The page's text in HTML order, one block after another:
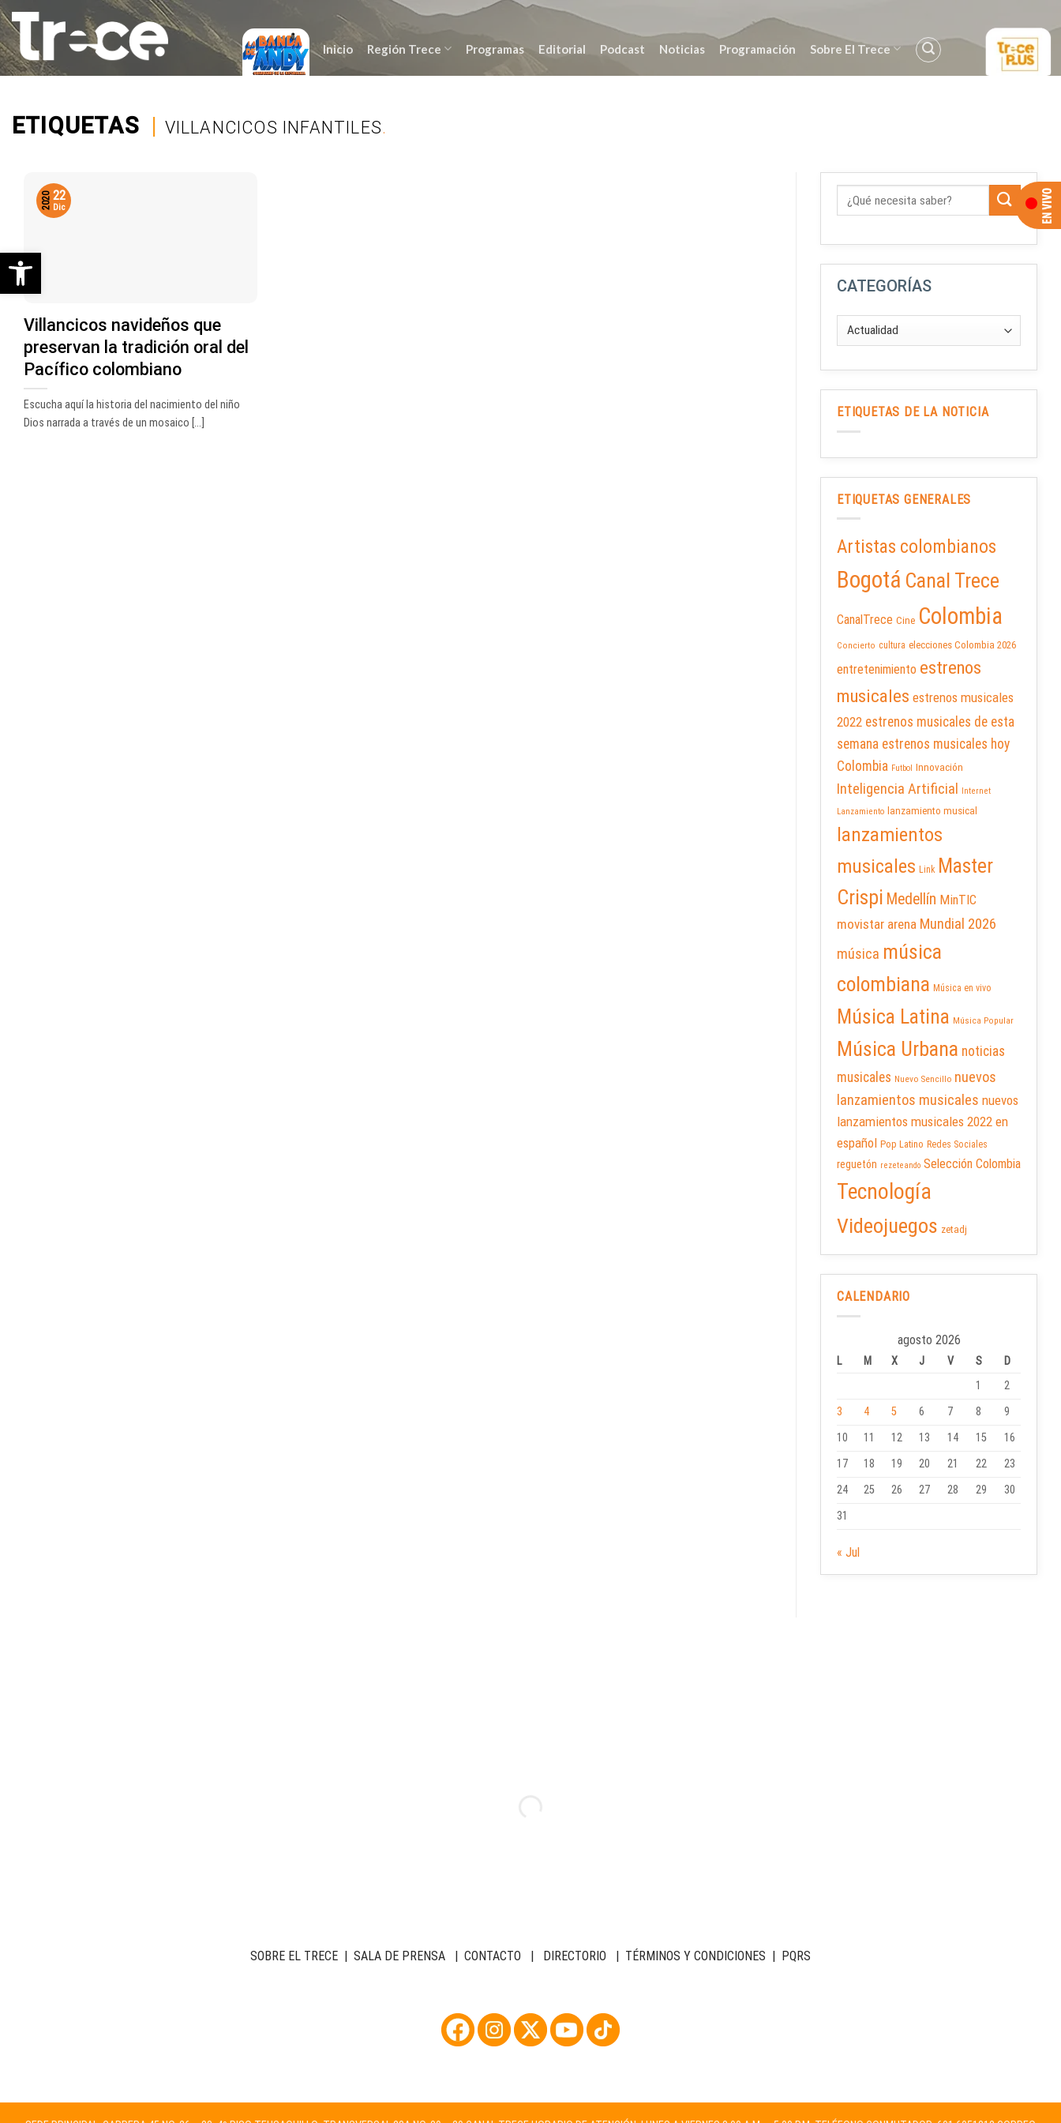
Saltar
al
contenido
Inicio Región Trece Programas Editorial Podcast Noticias Programación Sobre El Trece
ETIQUETAS | VILLANCICOS INFANTILES.
Villancicos navideños que
preservan la tradición oral del
Pacífico colombiano
Escucha aquí la historia del nacimiento del niño
Dios narrada a través de un mosaico [...]
22
Dic
2020
CATEGORÍAS
ETIQUETAS DE LA NOTICIA
ETIQUETAS GENERALES
Artistas colombianos
Bogotá Canal Trece
CanalTrece Cine Colombia
Concierto cultura elecciones Colombia 2026
entretenimiento estrenos
musicales estrenos musicales
2022 estrenos musicales de esta
semana estrenos musicales hoy
Colombia Futbol Innovación
Inteligencia Artificial
Internet
Lanzamiento
lanzamiento musical
lanzamientos
musicales Link Master
Crispi Medellín MinTIC
movistar arena Mundial 2026
música música
colombiana Música en vivo
Música Latina Música Popular
Música Urbana noticias
musicales Nuevo Sencillo nuevos
lanzamientos musicales nuevos
lanzamientos musicales 2022 en
español Pop Latino Redes Sociales
reguetón rezeteando Selección Colombia
Tecnología
Videojuegos zetadj
CALENDARIO
agosto 2026
L M X J V S
D
1
2
3
4 5 6 7 8
9
10
11 12 13 14 15
16
17
18 19 20 21 22
23
24
25 26 27 28 29
30
31
« Jul
SOBRE EL TRECE | SALA DE PRENSA | CONTACTO | DIRECTORIO | TÉRMINOS Y CONDICIONES | PQRS
Abrir barra de herramientas